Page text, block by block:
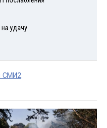
удачу
СМИ2